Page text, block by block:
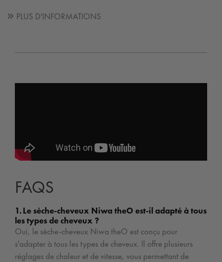
PLUS D'INFORMATIONS
FAQS
1. Le sèche-cheveux Niwa theO est-il adapté à tous
les types de cheveux ?
Oui, le sèche-cheveux Niwa theO est conçu pour
s'adapter à tous les types de cheveux. Il offre plusieurs
réglages de chaleur et de vitesse, vous permettant de